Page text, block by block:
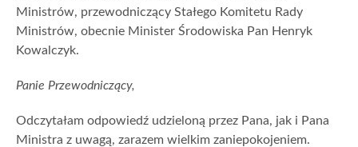
Ministrów, przewodniczący Stałego Komitetu Rady
Ministrów, obecnie Minister Środowiska Pan Henryk
Kowalczyk.
Panie Przewodniczący,
Odczytałam odpowiedź udzieloną przez Pana, jak i Pana
Ministra z uwagą, zarazem wielkim zaniepokojeniem.